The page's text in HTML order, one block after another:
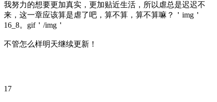
我努力的想要更加真实，更加贴近生活，所以虐总是迟迟不
来，这一章应该算是虐了吧，算不算，算不算嘛？＇img＇
16_8。gif＇/img＇
不管怎么样明天继续更新！
17